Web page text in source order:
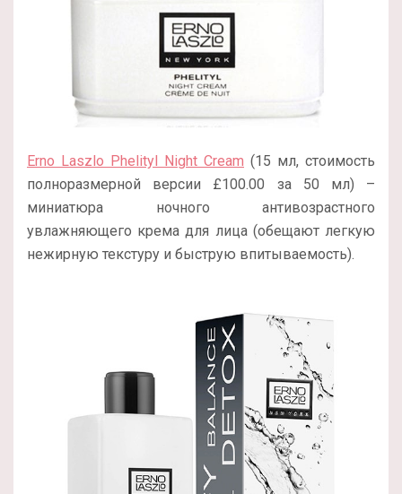
Erno Laszlo Phelityl Night Cream (15 мл, стоимость
полноразмерной версии £100.00 за 50 мл) –
миниатюра ночного антивозрастного
увлажняющего крема для лица (обещают легкую
нежирную текстуру и быструю впитываемость).